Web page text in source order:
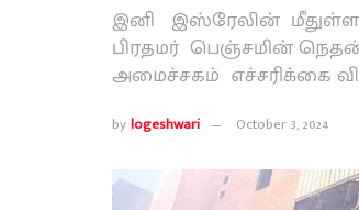
இனி இஸ்ரேலின் மீதுள்ள
பிரதமர் பெஞ்சமின்
அமைச்சகம் எச்சரிக்கை
bylogeshwari October 3, 2024